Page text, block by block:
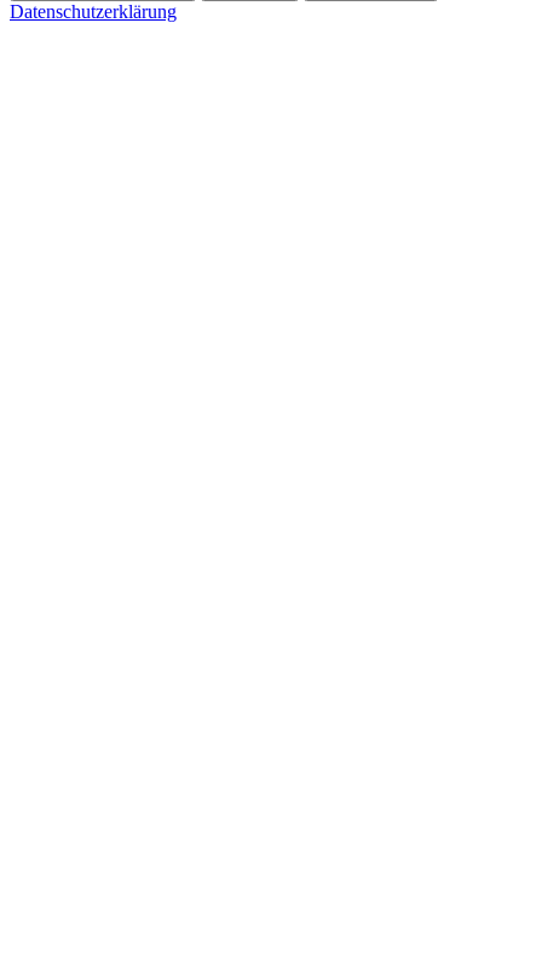
Datenschutzerklärung